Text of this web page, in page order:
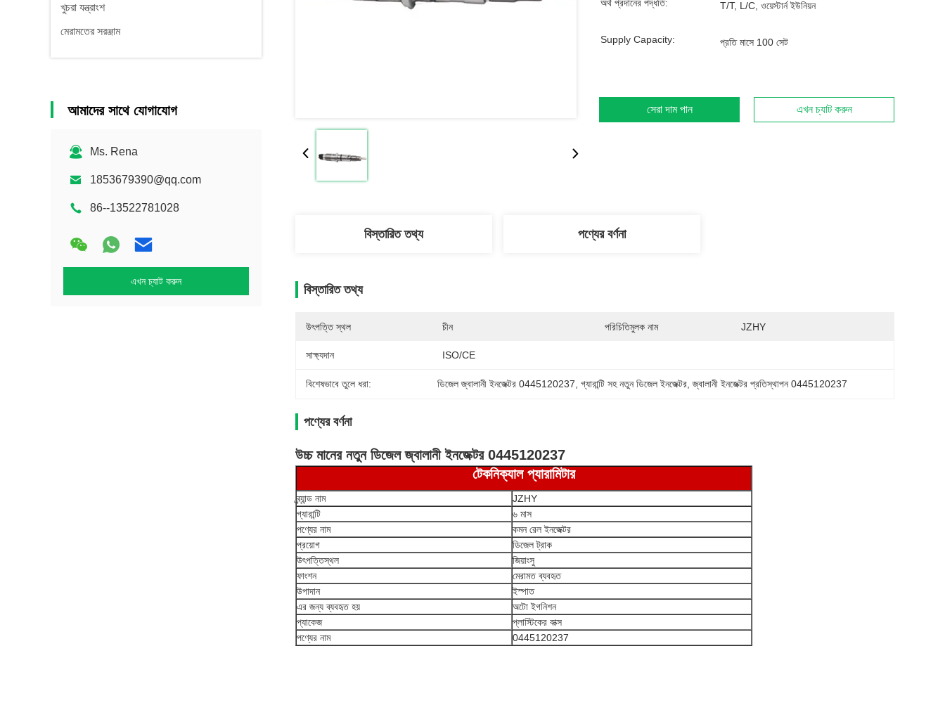
খুচরা যন্ত্রাংশ
মেরামতের সরঞ্জাম
আমাদের সাথে যোগাযোগ
Ms. Rena
1853679390@qq.com
86--13522781028
এখন চ্যাট করুন
অর্থ প্রদানের পদ্ধতি: T/T, L/C, ওয়েস্টার্ন ইউনিয়ন
Supply Capacity: প্রতি মাসে 100 সেট
সেরা দাম পান এখন চ্যাট করুন
বিস্তারিত তথ্য পণ্যের বর্ণনা
বিস্তারিত তথ্য
উৎপত্তি স্থল চীন পরিচিতিমুলক নাম JZHY
সাক্ষ্যদান ISO/CE
বিশেষভাবে তুলে ধরা: ডিজেল জ্বালানী ইনজেক্টর 0445120237 , গ্যারান্টি সহ নতুন ডিজেল ইনজেক্টর , জ্বালানী ইনজেক্টর প্রতিস্থাপন 0445120237
পণ্যের বর্ণনা
উচ্চ মানের নতুন ডিজেল জ্বালানী ইনজেক্টর 0445120237
টেকনিক্যাল প্যারামিটার
ব্র্যান্ড নাম
JZHY
গ্যারান্টি
৬ মাস
পণ্যের নাম
কমন রেল ইনজেক্টর
প্রয়োগ
ডিজেল ট্রাক
উৎপত্তিস্থল
জিয়াংসু
ফাংশন
মেরামত ব্যবহৃত
উপাদান
ইস্পাত
এর জন্য ব্যবহৃত হয়
অটো ইগনিশন
প্যাকেজ
প্লাস্টিকের বাক্স
পণ্যের নাম
0445120237